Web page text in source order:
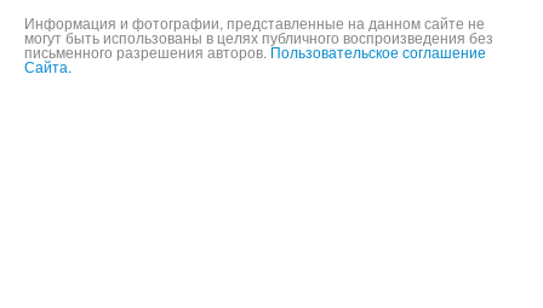
©2004-2026,ООО «Будь мобильным», 16+
Информация и фотографии, представленные на данном сайте не
могут быть использованы в целях публичного воспроизведения без